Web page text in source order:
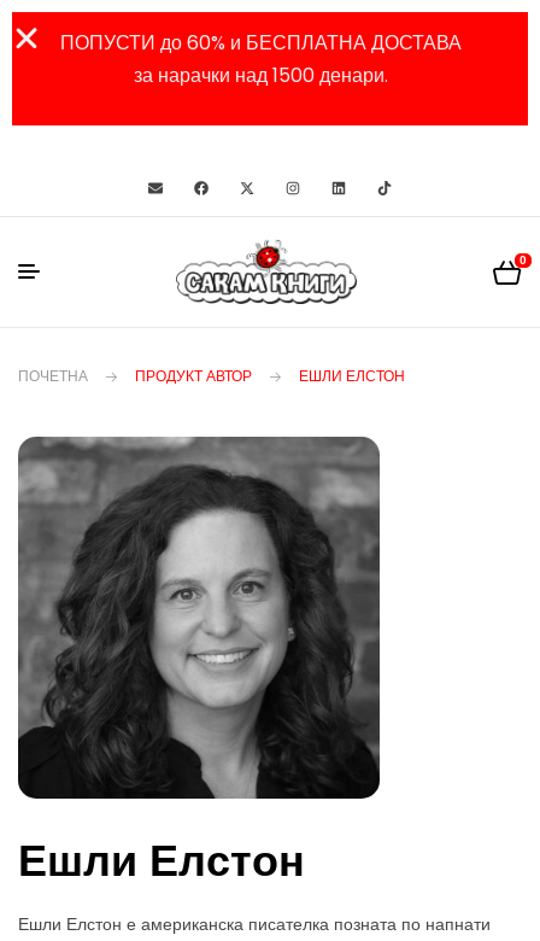
ПОПУСТИ до 60% и БЕСПЛАТНА ДОСТАВА
за нарачки над 1500 денари.
0
ПОЧЕТНА ПРОДУКТ АВТОР ЕШЛИ ЕЛСТОН
Ешли Елстон
Ешли Елстон е американска писателка позната по напнати